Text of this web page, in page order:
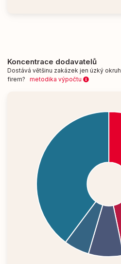
Koncentrace dodavatelů
Dostává většinu zakázek jen úzký okruh
firem? metodika výpočtu